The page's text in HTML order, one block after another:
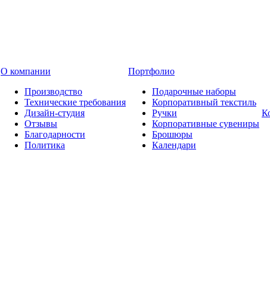
О компании
Производство
Технические требования
Дизайн-студия
Отзывы
Благодарности
Политика
Портфолио
Подарочные наборы
Корпоративный текстиль
Ручки
Корпоративные сувениры
Брошюры
Календари